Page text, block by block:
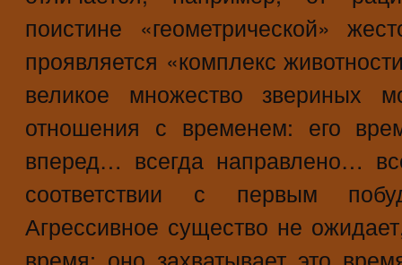
поистине «геометрической»
проявляется «комплекс
великое множество звериных
отношения с временем: его
вперед… всегда направлено…
соответствии с первым
Агрессивное существо не